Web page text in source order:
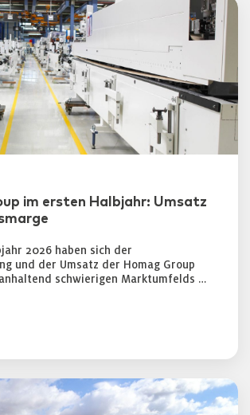
im ersten Halbjahr: Umsatz
2026 haben sich der
und der Umsatz der Homag Group
schwierigen Marktumfelds …